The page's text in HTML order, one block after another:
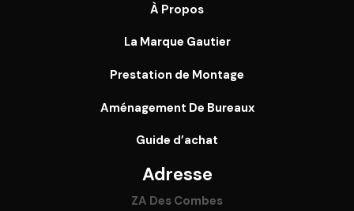
À Propos
La Marque Gautier
Prestation de Montage
Aménagement De Bureaux
Guide d’achat
Adresse
ZA Des Combes